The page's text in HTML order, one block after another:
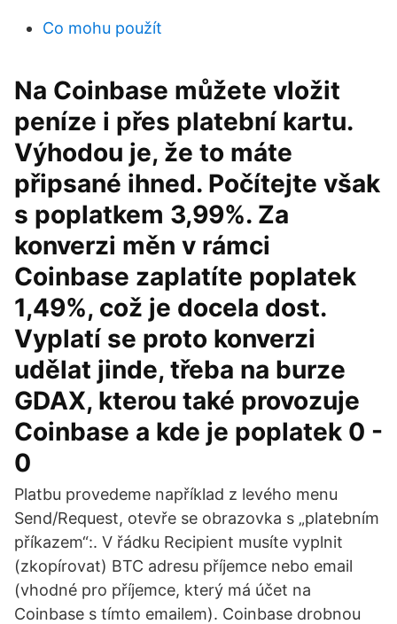
Co mohu použít
Na Coinbase můžete vložit
peníze i přes platební kartu.
Výhodou je, že to máte
připsané ihned. Počítejte však
s poplatkem 3,99%. Za
konverzi měn v rámci
Coinbase zaplatíte poplatek
1,49%, což je docela dost.
Vyplatí se proto konverzi
udělat jinde, třeba na burze
GDAX, kterou také provozuje
Coinbase a kde je poplatek 0 -
0
Platbu provedeme například z levého menu
Send/Request, otevře se obrazovka s „platebním
příkazem“:. V řádku Recipient musíte vyplnit
(zkopírovat) BTC adresu příjemce nebo email
(vhodné pro příjemce, který má účet na
Coinbase s tímto emailem). Coinbase drobnou